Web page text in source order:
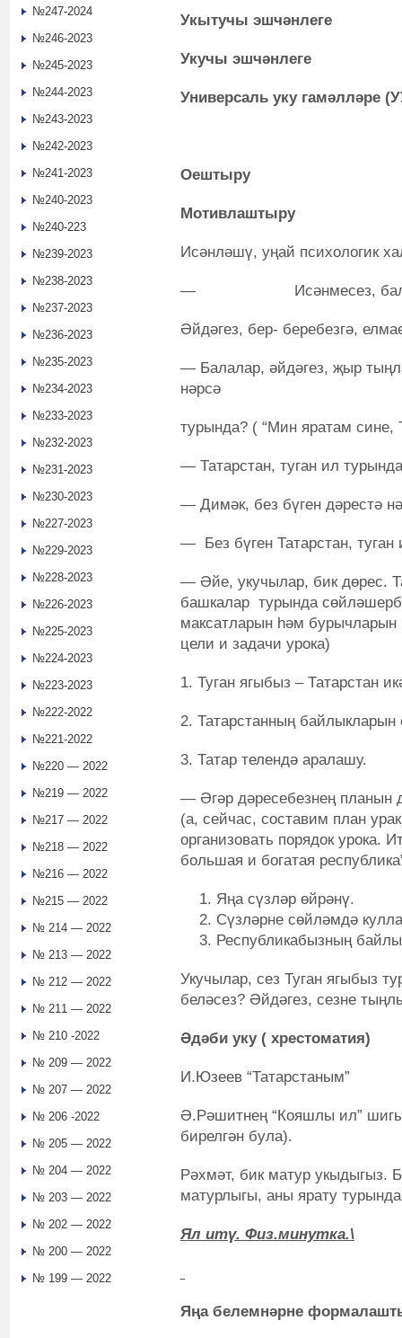
Укытучы эшчәнлеге
Укучы эшчәнлеге
Универсаль уку гамәлләре
Оештыру
Мотивлаштыру
Исәнләшү, уңай психологик
— Исәнмесез, балалар.
Әйдәгез, бер- беребезгә,
— Балалар, әйдәгез, җыр
нәрсә
турында? ( “Мин яратам сине,
— Татарстан, туган ил
— Димәк, без бүген дәрестә
— Без бүген Татарстан,
— Әйе, укучылар, бик дөрес.
башкалар турында
максатларын һәм
цели и задачи урока)
1. Туган ягыбыз – Татарстан
2. Татарстанның байлыкларын
3. Татар телендә аралашу.
— Әгәр дәресебезнең планын
(а, сейчас, составим план
организовать порядок урока.
большая и богатая
Яңа сүзләр өйрәнү.
Сүзләрне сөйләмдә
Республикабызның
Укучылар, сез Туган ягыбыз
беләсез? Әйдәгез, сезне
Әдәби уку ( хрестоматия)
И.Юзеев “Татарстаным”
Ә.Рәшитнең “Кояшлы ил”
бирелгән була).
Рәхмәт, бик матур укыдыгыз.
матурлыгы, аны ярату
Ял итү. Физ.минутка.\
Яңа белемнәрне
№247-2024
№246-2023
№245-2023
№244-2023
№243-2023
№242-2023
№241-2023
№240-2023
№240-223
№239-2023
№238-2023
№237-2023
№236-2023
№235-2023
№234-2023
№233-2023
№232-2023
№231-2023
№230-2023
№227-2023
№229-2023
№228-2023
№226-2023
№225-2023
№224-2023
№223-2023
№222-2022
№221-2022
№220 — 2022
№219 — 2022
№217 — 2022
№218 — 2022
№216 — 2022
№215 — 2022
№ 214 — 2022
№ 213 — 2022
№ 212 — 2022
№ 211 — 2022
№ 210 -2022
№ 209 — 2022
№ 207 — 2022
№ 206 -2022
№ 205 — 2022
№ 204 — 2022
№ 203 — 2022
№ 202 — 2022
№ 200 — 2022
№ 199 — 2022